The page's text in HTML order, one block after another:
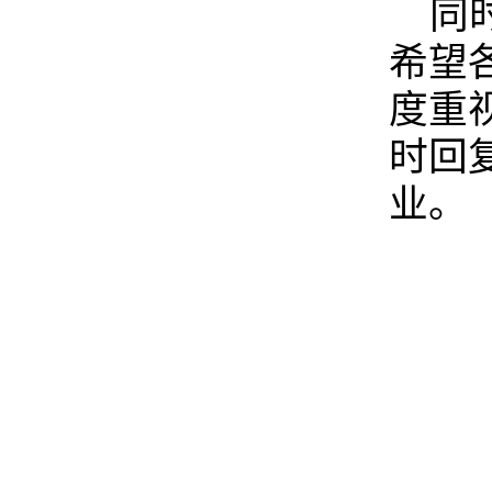
同
希望
度重
时回
业。